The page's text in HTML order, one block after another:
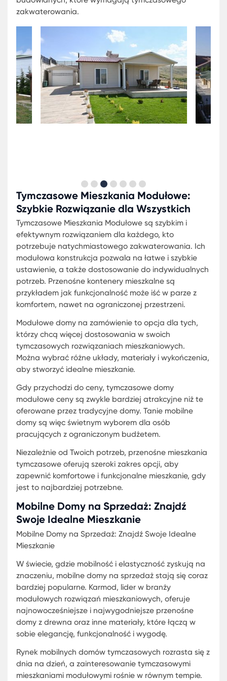
zmieniającym się świecie. Z mobilnymi domami na
sprzedaż, niezależnie od Twoich osobistych lub
zawodowych potrzeb, zawsze można znaleźć
rozwiązanie.
Nowoczesne mobilne domy są zaprojektowane z
myślą o komforcie oraz funkcjonalności, a także
estetyce. Dzięki temu, mobilne domy na sprzedaż
oferują eleganckie i nowoczesne rozwiązania dla
mieszkania. Tymczasowe domy na wynajem
stanowią atrakcyjną ofertę dla tych, którzy
potrzebują zakwaterowania na krótki okres
rozwiązanie jest szczególnie korzystne w
awaryjnych lub w przypadku sezonowych
budowlanych, które wymagają tymczasowego
zakwaterowania.
Tymczasowe Mieszkania Modułowe:
Szybkie Rozwiązanie dla Wszystkich
Tymczasowe Mieszkania Modułowe są szybkim i
efektywnym rozwiązaniem dla każdego, kto
potrzebuje natychmiastowego zakwaterowania.
modułowa konstrukcja pozwala na łatwe i
ustawienie, a także dostosowanie do
potrzeb. Przenośne kontenery mieszkalne są
przykładem jak funkcjonalność może iść w parze
komfortem, nawet na ograniczonej przestrzeni.
Modułowe domy na zamówienie to opcja dla
którzy chcą więcej dostosowania w swoich
tymczasowych rozwiązaniach mieszkaniowych.
Można wybrać różne układy, materiały i